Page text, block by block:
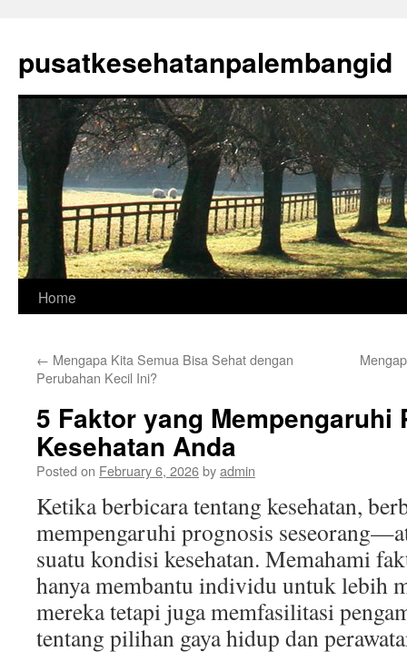
content
pusatkesehatanpalembangid
Home
← Mengapa Kita Semua Bisa Sehat dengan
Perubahan Kecil Ini?
5 Faktor yang Mempengaruhi
Kesehatan Anda
Posted on February 6, 2026byadmin
Ketika berbicara tentang kesehatan,
mempengaruhi prognosis
suatu kondisi kesehatan. Memahami
hanya membantu individu untuk lebih
mereka tetapi juga memfasilitasi
tentang pilihan gaya hidup dan